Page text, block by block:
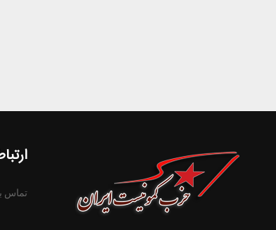
تماس